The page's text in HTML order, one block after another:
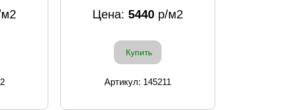
Цена: 5440 р/м2
Купить
Артикул: 145211